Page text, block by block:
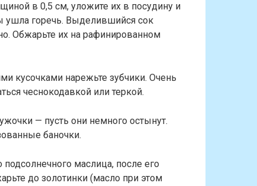
в 0,5 см, уложите их в посудину и
ушла горечь. Выделившийся сок
Обжарьте их на рафинированном
кусочками нарежьте зубчики. Очень
чеснокодавкой или теркой.
— пусть они немного остынут.
баночки.
маслица, после его
до золотинки (масло при этом